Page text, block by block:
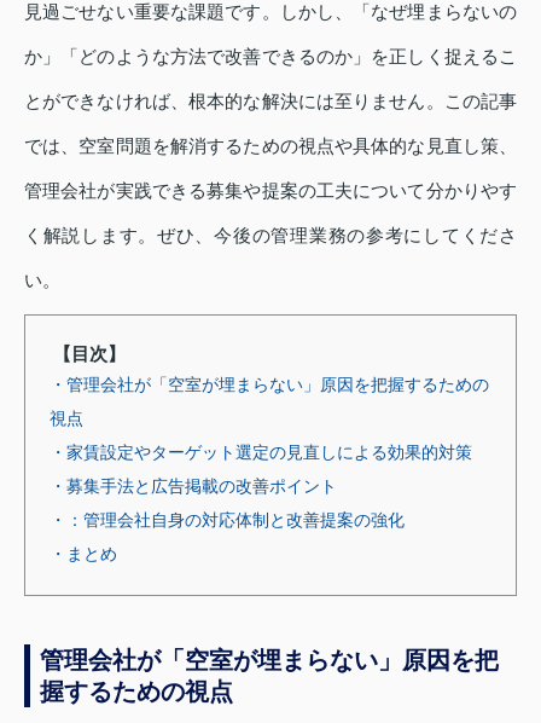
見過ごせない重要な課題です。しかし、「なぜ埋まらないの
か」「どのような方法で改善できるのか」を正しく捉えるこ
とができなければ、根本的な解決には至りません。この記事
では、空室問題を解消するための視点や具体的な見直し策、
管理会社が実践できる募集や提案の工夫について分かりやす
く解説します。ぜひ、今後の管理業務の参考にしてくださ
い。
【目次】
・管理会社が「空室が埋まらない」原因を把握するための
視点
・家賃設定やターゲット選定の見直しによる効果的対策
・募集手法と広告掲載の改善ポイント
・：管理会社自身の対応体制と改善提案の強化
・まとめ
管理会社が「空室が埋まらない」原因を把
握するための視点